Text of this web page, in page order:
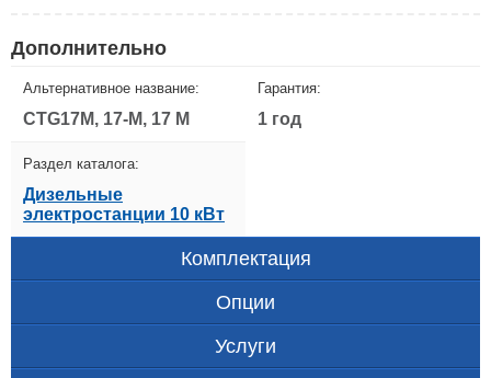
Дополнительно
Альтернативное название:
CTG17M, 17-M, 17 M
Гарантия:
1 год
Раздел каталога:
Дизельные
электростанции 10 кВт
Комплектация
Опции
Услуги